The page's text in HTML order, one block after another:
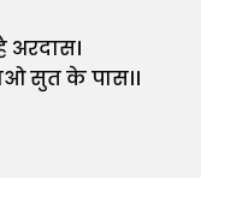
अरदास।
सुत के पास।।